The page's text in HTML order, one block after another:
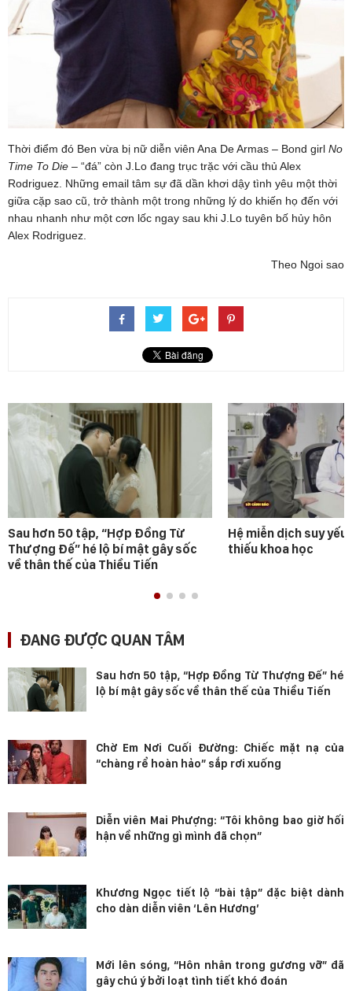
Thời điểm đó Ben vừa bị nữ diễn viên Ana De Armas – Bond girl No
Time To Die – “đá” còn J.Lo đang trục trặc với cầu thủ Alex
Rodriguez. Những email tâm sự đã dần khơi dậy tình yêu một thời
giữa cặp sao cũ, trở thành một trong những lý do khiến họ đến với
nhau nhanh như một cơn lốc ngay sau khi J.Lo tuyên bố hủy hôn
Alex Rodriguez.
Theo Ngoi sao
Sau hơn 50 tập, “Hợp Đồng Từ
Thượng Đế” hé lộ bí mật gây sốc
về thân thế của Thiều Tiến
Hệ miễn dịch suy
thiếu khoa học
ĐANG ĐƯỢC QUAN TÂM
Sau hơn 50 tập, “Hợp Đồng Từ Thượng Đế” hé
lộ bí mật gây sốc về thân thế của Thiều Tiến
Chờ Em Nơi Cuối Đường: Chiếc mặt nạ của
“chàng rể hoàn hảo” sắp rơi xuống
Diễn viên Mai Phượng: “Tôi không bao giờ hối
hận về những gì mình đã chọn”
Khương Ngọc tiết lộ “bài tập” đặc biệt dành
cho dàn diễn viên ‘Lên Hương’
Mới lên sóng, “Hôn nhân trong gương vỡ” đã
gây chú ý bởi loạt tình tiết khó đoán